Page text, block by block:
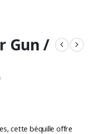
Gun /
cette béquille offre